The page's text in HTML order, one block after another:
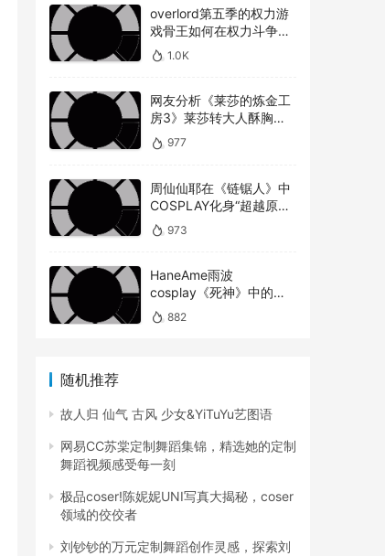
overlord第五季的权力游
戏骨王如何在权力斗争中
崭露头角，overlord第五
季权力博弈骨王如何在复
1.0K
网友分析《莱莎的炼金工
房3》莱莎转大人酥胸蜜
大腿对比以前超有感！
977
周仙仙耶在《链锯人》中
COSPLAY化身“超越原版”
的玛奇玛
973
HaneAme雨波
cosplay《死神》中的松
本乱菊
882
随机推荐
故人归 仙气 古风 少女&YiTuYu艺图语
网易CC苏棠定制舞蹈集锦，精选她的定制
舞蹈视频感受每一刻
极品coser!陈妮妮UNI写真大揭秘，coser
领域的佼佼者
刘钞钞的万元定制舞蹈创作灵感，探索刘